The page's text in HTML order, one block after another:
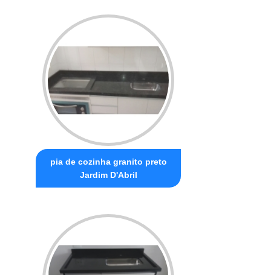
pia de cozinha granito preto
Jardim D'Abril